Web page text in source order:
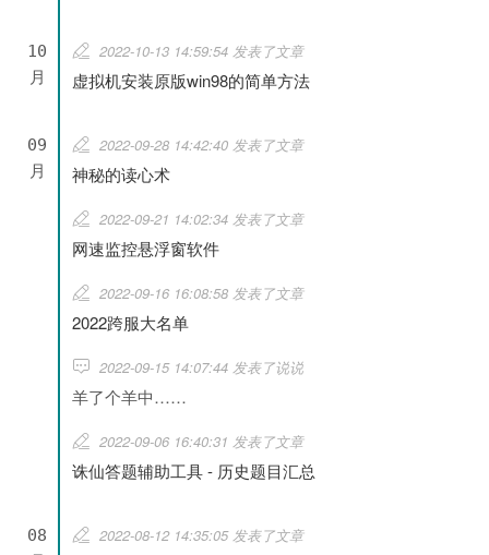
10
月
2022-10-13 14:59:54 发表了文章
虚拟机安装原版win98的简单方法
09
月
2022-09-28 14:42:40 发表了文章
神秘的读心术
2022-09-21 14:02:34 发表了文章
网速监控悬浮窗软件
2022-09-16 16:08:58 发表了文章
2022跨服大名单
2022-09-15 14:07:44 发表了说说
羊了个羊中……
2022-09-06 16:40:31 发表了文章
诛仙答题辅助工具 - 历史题目汇总
08
2022-08-12 14:35:05 发表了文章